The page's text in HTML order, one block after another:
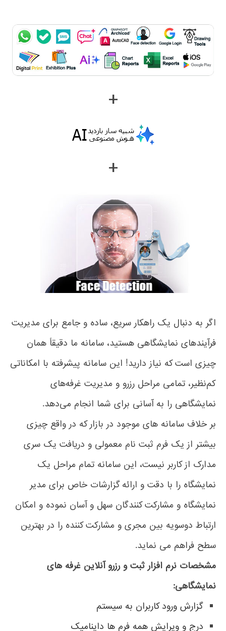
+
+
اگر به دنبال یک راهکار سریع، ساده و جامع برای مدیریت
فرآیندهای نمایشگاهی هستید، سامانه ما دقیقاً همان
چیزی است که نیاز دارید! این سامانه پیشرفته با امکاناتی
کم‌نظیر، تمامی مراحل رزرو و مدیریت غرفه‌های
نمایشگاهی را به آسانی برای شما انجام می‌دهد.
بر خلاف سامانه های موجود در بازار که در واقع چیزی
بیشتر از یک فرم ثبت نام معمولی و دریافت یک سری
مدارک از کاربر نیست، این سامانه تمام مراحل یک
نمایشگاه را با دقت و ارائه گزارشات خاص برای مدیر
نمایشگاه و مشارکت کنندگان سهل و آسان نموده و امکان
ارتباط دوسویه بین مجری و مشارکت کننده را در بهترین
سطح فراهم می نماید.
مشخصات نرم افزار ثبت و رزرو آنلاین غرفه های
نمایشگاهی:
گزارش ورود کاربران به سیستم
درج و ویرایش همه فرم ها داینامیک